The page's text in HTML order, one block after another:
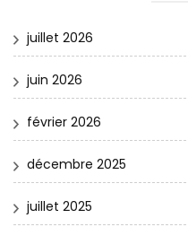
juillet 2026
juin 2026
février 2026
décembre 2025
juillet 2025